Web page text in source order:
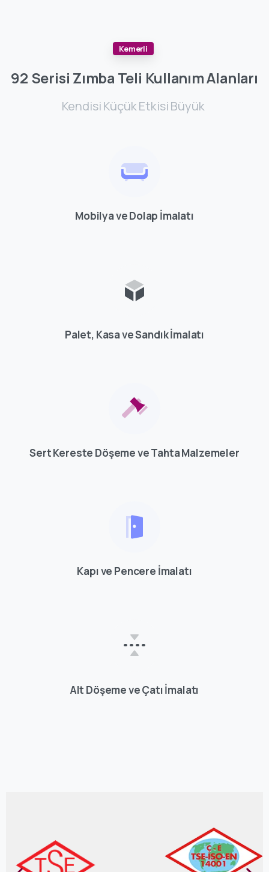
Kemerli
92 Serisi Zımba Teli KullanımAlanları
Kendisi Küçük Etkisi Büyük
Mobilya ve Dolap İmalatı
Palet, Kasa ve Sandık İmalatı
Sert Kereste Döşeme ve Tahta Malzemeler
Kapı ve Pencere İmalatı
Alt Döşeme ve Çatı İmalatı